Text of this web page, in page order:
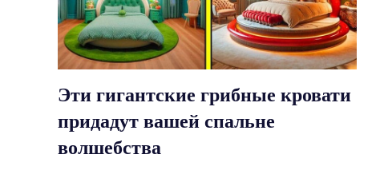
Эти гигантские грибные кровати
придадут вашей спальне
волшебства